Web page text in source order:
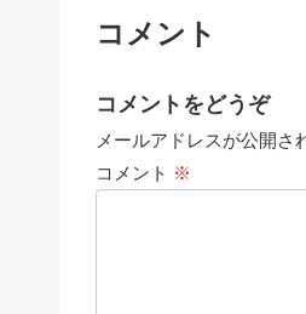
コメント
コメントをどうぞ
メールアドレスが公開さ
コメント ※